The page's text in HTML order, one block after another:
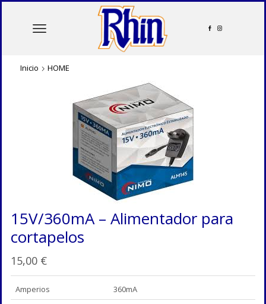
Inicio HOME
15V/360mA – Alimentador para
cortapelos
15,00 €
Amperios
360mA